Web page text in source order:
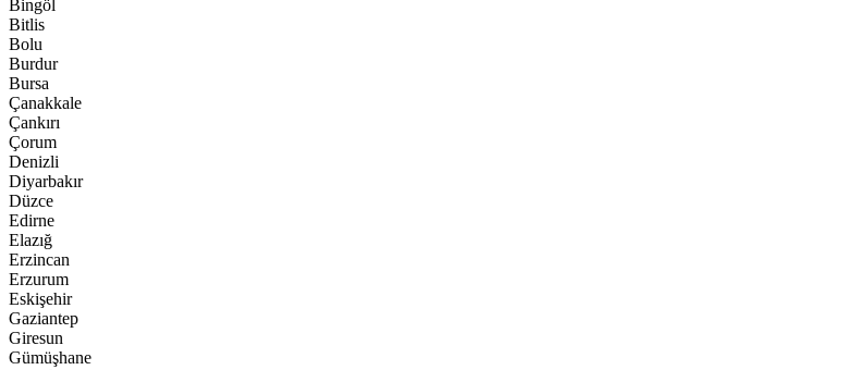
Bingöl
Bitlis
Bolu
Burdur
Bursa
Çanakkale
Çankırı
Çorum
Denizli
Diyarbakır
Düzce
Edirne
Elazığ
Erzincan
Erzurum
Eskişehir
Gaziantep
Giresun
Gümüşhane